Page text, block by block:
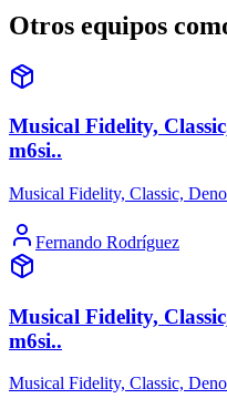
Otros equipos
Musical Fidelity,
m6si..
Musical Fidelity, Classic,
Fernando Rodríguez
Musical Fidelity,
m6si..
Musical Fidelity, Classic,